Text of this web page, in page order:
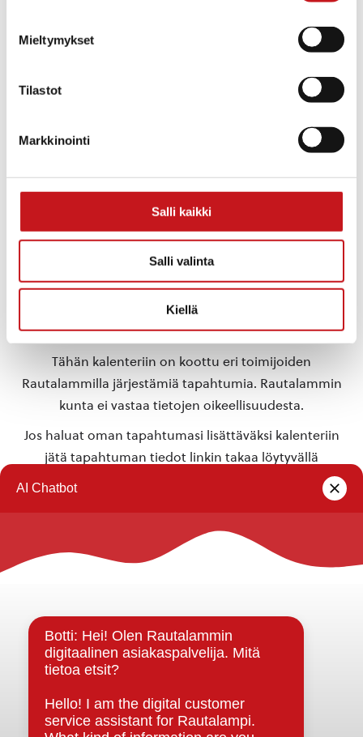
Mieltymykset
Tilastot
Markkinointi
Salli kaikki
Salli valinta
Kiellä
Rautalammin museon puisto
Kuopiontie 26
+ Google Map
Ehtoon iltamat: Edu Kettunen
Tähän kalenteriin on koottu eri toimijoiden
Rautalammilla järjestämiä tapahtumia. Rautalammin
kunta ei vastaa tietojen oikeellisuudesta.
Jos haluat oman tapahtumasi lisättäväksi kalenteriin
jätä tapahtuman tiedot linkin takaa löytyvällä
Rautalammin kunta
Strategiat, ohjelmat, ohjeet, suunnitelmat, säännöt ja
sopimukset
Asiakirjajulkisuuskuvaus
Evästeet
Saavutettavuusseloste